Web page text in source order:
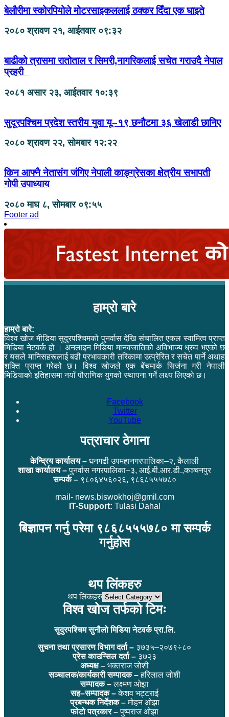
बेलौरीमा स्कोरपियोले मोटरसाइकललाई ठक्कर दिँदा एक घाइते
२०८० श्रावण २१, आईतवार ०९:३२
बाढीको त्रासमा रातोताल र सिमरी,नागरिकलाई सचेत गराउदै नेपाल
प्रहरी
२०८१ असार २३, आईतवार १०:३९
सुदूरपश्चिम प्रदेश स्तरीय युवा यू–१९ छनौटमा ३६ खेलाडी छानिए
२०८० श्रावण २२, सोमबार १२:२२
किन आफ्नै नेतासंग जंगिए नेपाली काङ्ग्रेसका क्षेत्रीय सभापती
गोपी उपाध्याय
२०८० माघ ८, सोमबार ०९:५५
Footer ad
हाम्रो बारे
हाम्रो बारे:
विश्व खोज मीडिया सुदुरपश्चिमको पुनर्वास देखि संचालित एकल स्वामित्व प्राप्त
मिडिया नेटवर्क हो । अनलाइन मिडिया मानवजातिको अविभाज्य ध्रुव भएको छ
र यसले मानिसहरूलाई बढी प्रभावकारी तरिकामा उत्प्रेरित र सचेत पार्ने अथाह
शक्ति प्राप्त गरेको छ। विश्व खोजले एक बेंचमार्क सिर्जना गरी नेपाली
मिडियाको इतिहासमा नयाँ पौराणिक युगको स्थापना गर्ने लक्ष्य लिएको छ।
Facebook
Twitter
YouTube
पत्राचार ठेगाना
केन्द्रिय कार्यालय – धनगढी उपमहानगरपालिका–२, कैलाली
शाखा कार्यालय –पुनर्वास नगरपालिका–३, आई.बी.आर.डी.,कञ्चनपुर
सम्पर्क –९८०६४५६०२६, ९८६८५५५७८०
mail- news.biswokhoj@gmil.com
IT-Support: Tulasi Dahal
बिज्ञापन गर्नु परेमा ९८६८५५५७८० मा सम्पर्क
गर्नुहोस
थप लिंकहरु
थप लिंकहरु
विश्व खोज तर्फको टिमः
सुदुरपश्चिम सुनौलो मिडिया नेटवर्क प्रा.लि.
सुचना तथा प्रसारण विभाग दर्ता – ३७३५–२०७९÷८०
प्रेस काउन्सिल दर्ता – ३७२३
अध्यक्ष – भक्तराज जोशी
सञ्चालक/कार्यकारी सम्पादक –हरिलाल जोशी
सम्पादक –लक्ष्मण ओझा
सह–सम्पादक –केशव भट्टराई
प्रबन्धक निर्देशक –मोहन ओझा
फोटो पत्रकार –पुष्पराज ओझा